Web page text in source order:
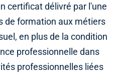
certificat délivré par l'une
de formation aux métiers
en plus de la condition
professionnelle dans
professionnelles liées